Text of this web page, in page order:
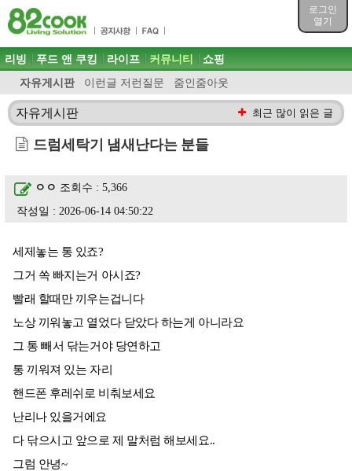
로그인
열기
목차
주메뉴 바로가기
컨텐츠 바로가기
검색 바로가기
로그인 바로가기
주메뉴
리빙 푸드 앤 쿠킹 라이프 커뮤니티
자유게시판 이런글 저런질문 줌인줌아웃
쇼핑
자유게시판 최근 많이 읽은 글
드럼세탁기 냄새난다는 분들
ㅇㅇ 조회수 : 5,366
작성일 : 2026-06-14 04:50:22
세제놓는 통 있죠?
그거 쏙 빠지는거 아시죠?
빨래 할때만 끼우는겁니다
노상 끼워놓고 열었다 닫았다 하는게 아니라요
그 통 빼서 닦는거야 당연하고
통 끼워져 있는 자리
핸드폰 후레쉬로 비춰보세요
난리나 있을거에요
다 닦으시고 앞으로 제 말처럼 해보세요..
그럼 안녕~